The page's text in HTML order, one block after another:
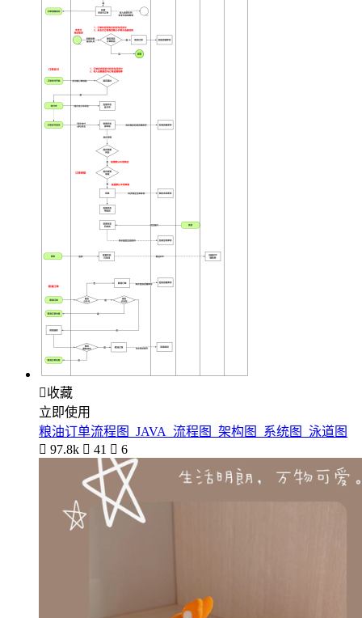
收藏
立即使用
粮油订单流程图_JAVA_流程图_架构图_系统图_泳道图
 97.8k  41  6